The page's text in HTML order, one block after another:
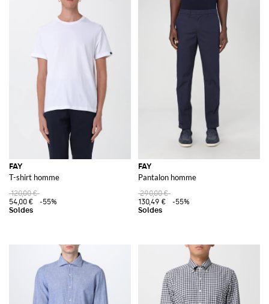
FAY
T-shirt homme
120,00 €
54,00 €
-55%
FAY
Pantalon homme
290,00 €
130,49 €
-55%